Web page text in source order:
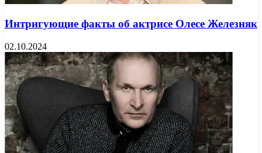
Интригующие факты об актрисе Олесе Железняк
02.10.2024